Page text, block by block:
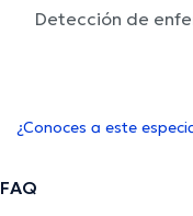
Detección de
¿Conoces a este
FAQ